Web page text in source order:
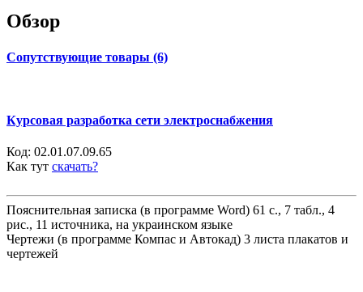
Обзор
Сопутствующие товары (6)
Курсовая разработка сети электроснабжения
Код: 02.01.07.09.65
Как тут скачать?
Пояснительная записка (в программе Word) 61 с., 7 табл., 4
рис., 11 источника, на украинском языке
Чертежи (в программе Компас и Автокад) 3 листа плакатов и
чертежей